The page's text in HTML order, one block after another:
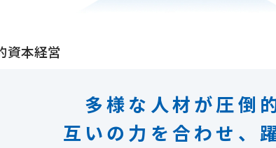
資本経営
多様な人材が圧倒
互いの力を合わせ、